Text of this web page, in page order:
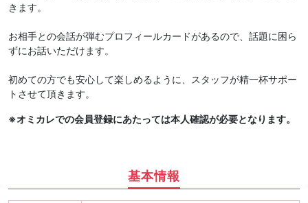
きます。
お相手との会話が弾むプロフィールカードがあるので、話題に困ら
ずにお話いただけます。
初めての方でも安心して楽しめるように、スタッフが精一杯サポー
トさせて頂きます。
※オミカレでの会員登録にあたっては本人確認が必要となります。
基本情報